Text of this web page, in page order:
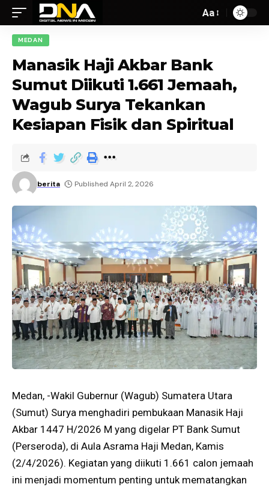
Aa
MEDAN
Manasik Haji Akbar Bank
Sumut Diikuti 1.661 Jemaah,
Wagub Surya Tekankan
Kesiapan Fisik dan Spiritual
berita Published April 2, 2026
Medan, -Wakil Gubernur (Wagub) Sumatera Utara
(Sumut) Surya menghadiri pembukaan Manasik Haji
Akbar 1447 H/2026 M yang digelar PT Bank Sumut
(Perseroda), di Aula Asrama Haji Medan, Kamis
(2/4/2026). Kegiatan yang diikuti 1.661 calon jemaah
ini menjadi momentum penting untuk mematangkan